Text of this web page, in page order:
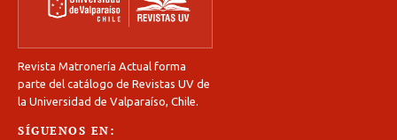
Revista Matronería Actual forma
parte del catálogo de Revistas UV de
la Universidad de Valparaíso, Chile.
SÍGUENOS EN: